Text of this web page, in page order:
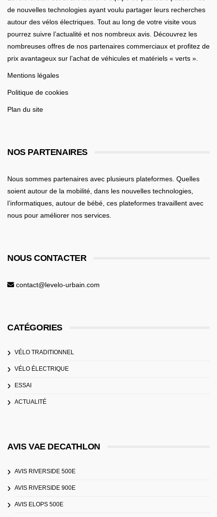
de nouvelles technologies ayant voulu partager leurs recherches
autour des vélos électriques. Tout au long de votre visite vous
pourrez suivre l’actualité et nos nombreux avis. Découvrez les
nombreuses offres de nos partenaires commerciaux et profitez de
prix avantageux sur l’achat de véhicules et matériels « verts ».
Mentions légales
Politique de cookies
Plan du site
NOS PARTENAIRES
Nous sommes partenaires avec plusieurs plateformes. Quelles
soient autour de la mobilité , dans les nouvelles technologies,
l’informatiques, autour de bébé , ces plateformes travaillent avec
nous pour améliorer nos services.
NOUS CONTACTER
contact@levelo-urbain.com
CATÉGORIES
VÉLO TRADITIONNEL
VÉLO ÉLECTRIQUE
ESSAI
ACTUALITÉ
AVIS VAE DECATHLON
AVIS RIVERSIDE 500E
AVIS RIVERSIDE 900E
AVIS ELOPS 500E